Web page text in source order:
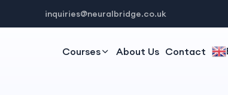
inquiries@neuralbridge.co.uk
Courses About Us Contact